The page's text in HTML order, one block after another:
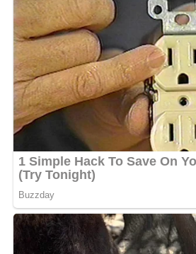
Zutaten
750 g Paprikafrüchte
500 g Tomaten
250 g Zwiebeln
75 g durchwachsener Speck
3 Eßlöffel Öl
1/4 Liter Fleischbrühe (Würfel)
Salz
Pfeffer
1 Lorbeerblatt